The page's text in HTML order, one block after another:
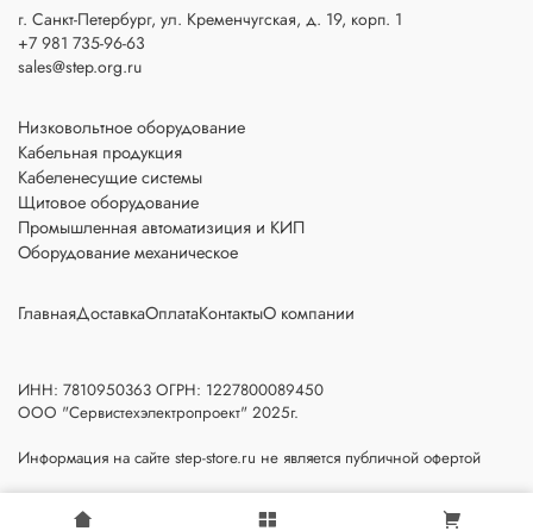
г. Санкт-Петербург, ул. Кременчугская, д. 19, корп. 1
+7 981 735-96-63
sales@step.org.ru
ГлавнаяДоставкаОплатаКонтактыО компании
Низковольтное оборудование
Кабельная продукция
Кабеленесущие системы
Щитовое оборудование
Промышленная автоматизиция и КИП
Оборудование механическое
ИНН: 7810950363 ОГРН: 1227800089450
ООО "Сервистехэлектропроект" 2025г.
Информация на сайте step-store.ru не является публичной офертой